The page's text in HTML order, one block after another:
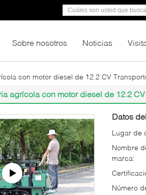
Sobre nosotros Noticias
con motor diesel de 12.2 CV
agrícola con motor diesel de 12.2
Datos
Lugar de
Nombre
marca:
Número